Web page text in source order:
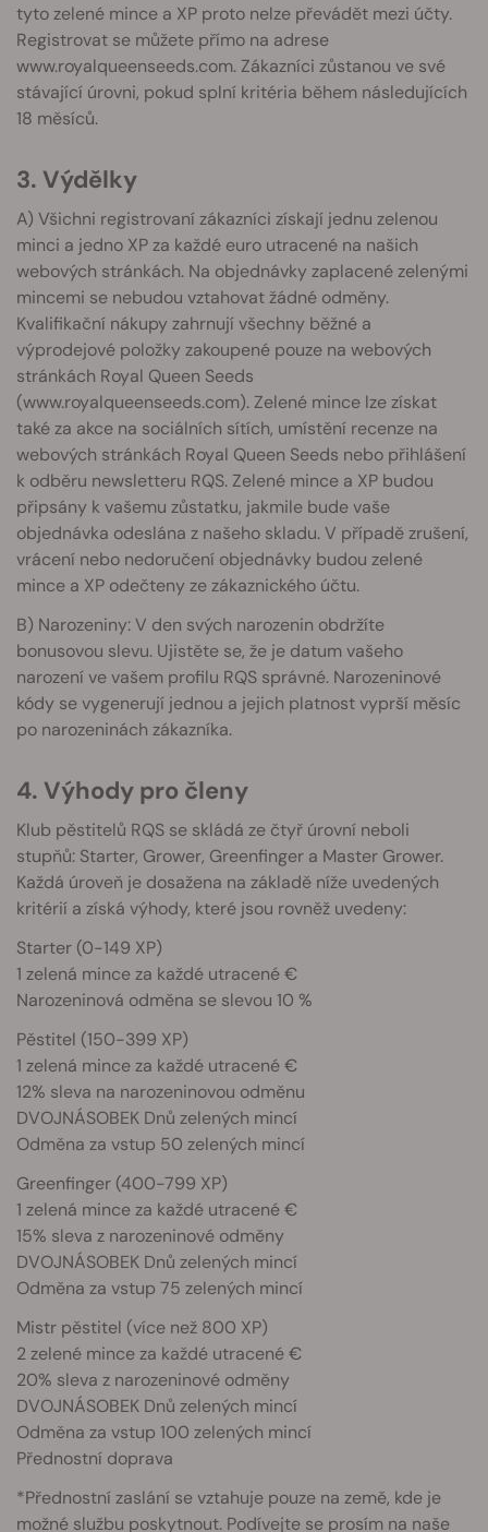
tyto zelené mince a XP proto nelze převádět mezi účty.
Registrovat se můžete přímo na adrese
www.royalqueenseeds.com. Zákazníci zůstanou ve své
stávající úrovni, pokud splní kritéria během následujících
18 měsíců.
3. Výdělky
A) Všichni registrovaní zákazníci získají jednu zelenou
minci a jedno XP za každé euro utracené na našich
webových stránkách. Na objednávky zaplacené zelenými
mincemi se nebudou vztahovat žádné odměny.
Kvalifikační nákupy zahrnují všechny běžné a
výprodejové položky zakoupené pouze na webových
stránkách Royal Queen Seeds
(www.royalqueenseeds.com). Zelené mince lze získat
také za akce na sociálních sítích, umístění recenze na
webových stránkách Royal Queen Seeds nebo přihlášení
k odběru newsletteru RQS. Zelené mince a XP budou
připsány k vašemu zůstatku, jakmile bude vaše
objednávka odeslána z našeho skladu. V případě zrušení,
vrácení nebo nedoručení objednávky budou zelené
mince a XP odečteny ze zákaznického účtu.
B) Narozeniny: V den svých narozenin obdržíte
bonusovou slevu. Ujistěte se, že je datum vašeho
narození ve vašem profilu RQS správné. Narozeninové
kódy se vygenerují jednou a jejich platnost vyprší měsíc
po narozeninách zákazníka.
4. Výhody pro členy
Klub pěstitelů RQS se skládá ze čtyř úrovní neboli
stupňů: Starter, Grower, Greenfinger a Master Grower.
Každá úroveň je dosažena na základě níže uvedených
kritérií a získá výhody, které jsou rovněž uvedeny:
Starter (0-149 XP)
1 zelená mince za každé utracené €
Narozeninová odměna se slevou 10 %
Pěstitel (150-399 XP)
1 zelená mince za každé utracené €
12% sleva na narozeninovou odměnu
DVOJNÁSOBEK Dnů zelených mincí
Odměna za vstup 50 zelených mincí
Greenfinger (400-799 XP)
1 zelená mince za každé utracené €
15% sleva z narozeninové odměny
DVOJNÁSOBEK Dnů zelených mincí
Odměna za vstup 75 zelených mincí
Mistr pěstitel (více než 800 XP)
2 zelené mince za každé utracené €
20% sleva z narozeninové odměny
DVOJNÁSOBEK Dnů zelených mincí
Odměna za vstup 100 zelených mincí
Přednostní doprava
*Přednostní zaslání se vztahuje pouze na země, kde je
možné službu poskytnout. Podívejte se prosím na naše